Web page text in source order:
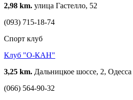
2,98 km. улица Гастелло, 52
(093) 715-18-74
Спорт клуб
Клуб "О-КАН"
3,25 km. Дальницкое шоссе, 2, Одесса
(066) 564-90-32